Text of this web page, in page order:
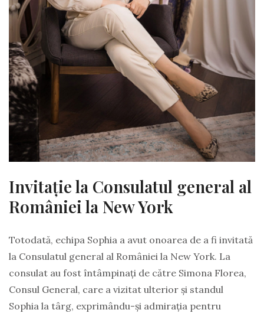
Invitație la Consulatul general al
României la New York
Totodată, echipa Sophia a avut onoarea de a fi invitată
la Consulatul general al României la New York. La
consulat au fost întâmpinați de către Simona Florea,
Consul General, care a vizitat ulterior și standul
Sophia la târg, exprimându-și admirația pentru